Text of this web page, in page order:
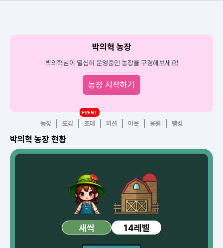
박의혁 농장
박의혁님이 열심히 운영중인 농장을 구경해보세요!
농장 시작하기
농장 도감 초대
EVENT
미션 이웃 응원 랭킹
박의혁 농장 현황
새싹 14레벨